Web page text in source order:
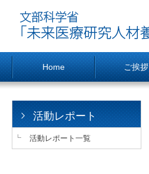
Home ご挨拶
活動レポート
活動レポート一覧